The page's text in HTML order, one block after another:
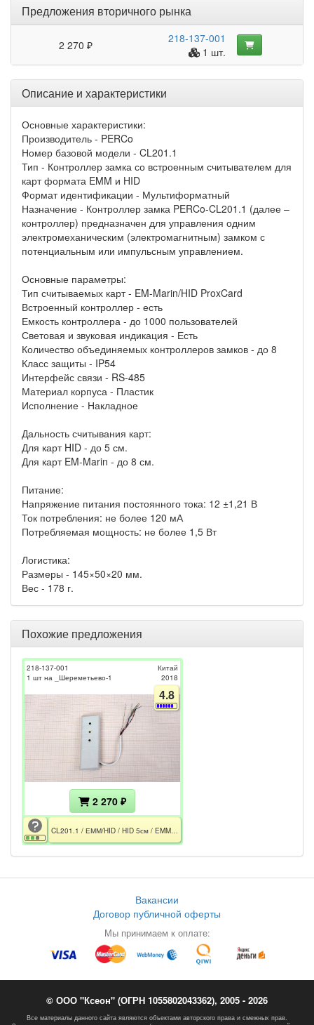
Предложения вторичного рынка
2 270 ₽
218-137-001
1 шт.
Описание и характеристики
Основные характеристики:
Производитель - PERCo
Номер базовой модели - CL201.1
Тип - Контроллер замка со встроенным считывателем для
карт формата EMM и HID
Формат идентификации - Мультиформатный
Назначение - Контроллер замка PERCo-CL201.1 (далее –
контроллер) предназначен для управления одним
электромеханическим (электромагнитным) замком с
потенциальным или импульсным управлением.
Основные параметры:
Тип считываемых карт - EM-Marin/HID ProxCard
Встроенный контроллер - есть
Емкость контроллера - до 1000 пользователей
Световая и звуковая индикация - Есть
Количество объединяемых контроллеров замков - до 8
Класс защиты - IP54
Интерфейс связи - RS-485
Материал корпуса - Пластик
Исполнение - Накладное
Дальность считывания карт:
Для карт HID - до 5 см.
Для карт EM-Marin - до 8 см.
Питание:
Напряжение питания постоянного тока: 12 ±1,21 В
Ток потребления: не более 120 мА
Потребляемая мощность: не более 1,5 Вт
Логистика:
Размеры - 145×50×20 мм.
Вес - 178 г.
Похожие предложения
218-137-001
1 шт на _Шереметьево-1
Китай
2018
4.8
2 270 ₽
CL201.1 / ЕММ/HID / HID 5см / EMM 8см / Встроенный контроллер / RS-485 / IP54 / CE / EAC
Вакансии
Договор публичной оферты
Мы принимаем к оплате:
© ООО "Ксеон" (ОГРН 1055802043362), 2005 - 2026
Все материалы данного сайта являются объектами авторского права и смежных прав.